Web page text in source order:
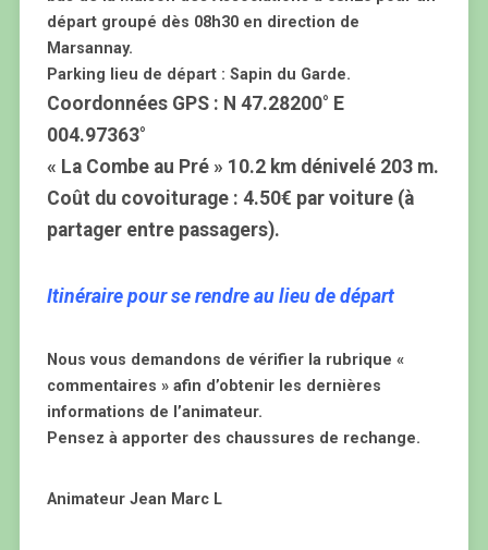
départ groupé dès 08h30 en direction de
Marsannay.
Parking lieu de départ : Sapin du Garde.
Coordonnées GPS : N 47.28200° E
004.97363°
« La Combe au Pré » 10.2 km dénivelé 203 m.
Coût du covoiturage : 4.50€ par voiture (à
partager entre passagers).
Itinéraire pour se rendre au lieu de départ
Nous vous demandons de vérifier la rubrique «
commentaires » afin d’obtenir les dernières
informations de l’animateur.
Pensez à apporter des chaussures de rechange.
Animateur Jean Marc L